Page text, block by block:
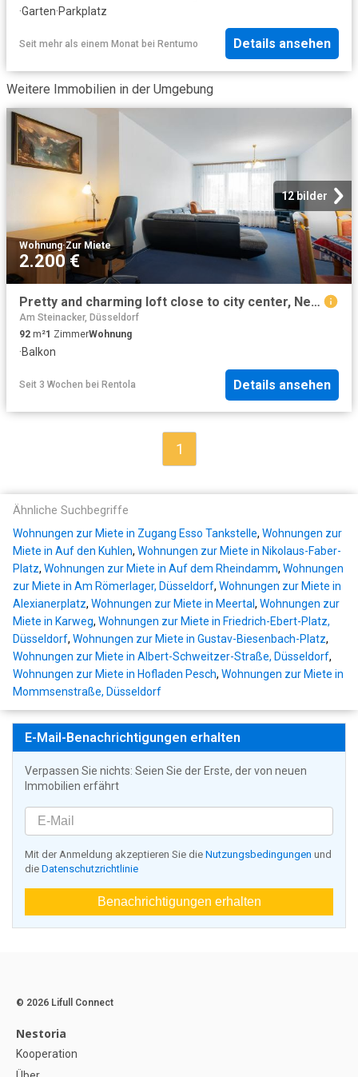
·Garten·Parkplatz
Seit mehr als einem Monat bei Rentumo Details ansehen
Weitere Immobilien in der Umgebung
12 bilder
Wohnung·Zur Miete
2.200 €
Pretty and charming loft close to city center, Neuss Amsterdam Apartments for Rent
Am Steinacker, Düsseldorf
92 m²1 ZimmerWohnung
·Balkon
Seit 3 Wochen bei Rentola Details ansehen
1
Ähnliche Suchbegriffe
Wohnungen zur Miete in Zugang Esso Tankstelle, Wohnungen zur
Miete in Auf den Kuhlen, Wohnungen zur Miete in Nikolaus-Faber-
Platz, Wohnungen zur Miete in Auf dem Rheindamm, Wohnungen
zur Miete in Am Römerlager, Düsseldorf, Wohnungen zur Miete in
Alexianerplatz, Wohnungen zur Miete in Meertal , Wohnungen zur
Miete in Karweg, Wohnungen zur Miete in Friedrich-Ebert-Platz,
Düsseldorf, Wohnungen zur Miete in Gustav-Biesenbach-Platz,
Wohnungen zur Miete in Albert-Schweitzer-Straße, Düsseldorf,
Wohnungen zur Miete in Hofladen Pesch, Wohnungen zur Miete in
Mommsenstraße, Düsseldorf
E-Mail-Benachrichtigungen erhalten
Verpassen Sie nichts: Seien Sie der Erste, der von neuen
Immobilien erfährt
Mit der Anmeldung akzeptieren Sie die Nutzungsbedingungen und
die Datenschutzrichtlinie
Benachrichtigungen erhalten
© 2026 Lifull Connect
Nestoria
Kooperation